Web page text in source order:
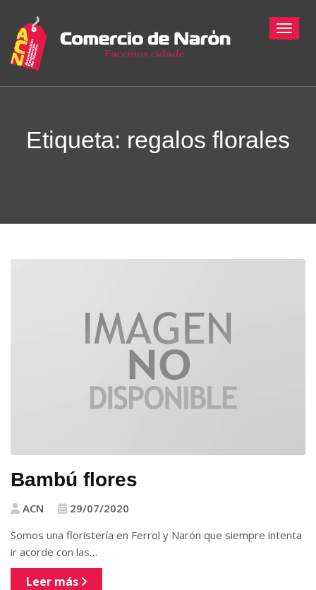
Etiqueta: regalos florales
Bambú flores
ACN
29/07/2020
Somos una floristería en Ferrol y Narón que siempre intenta
ir acorde con las…
Leer más